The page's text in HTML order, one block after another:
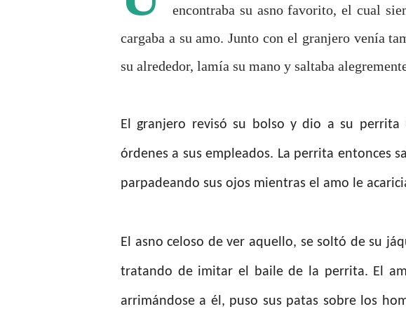
encontraba su asno favorito, el cual
cargaba a su amo. Junto con el granjero venía
su alrededor, lamía su mano y saltaba
El granjero revisó su bolso y dio a su
órdenes a sus empleados. La perrita entonces
parpadeando sus ojos mientras el amo le
El asno celoso de ver aquello, se soltó de su
tratando de imitar el baile de la perrita. El
arrimándose a él, puso sus patas sobre los